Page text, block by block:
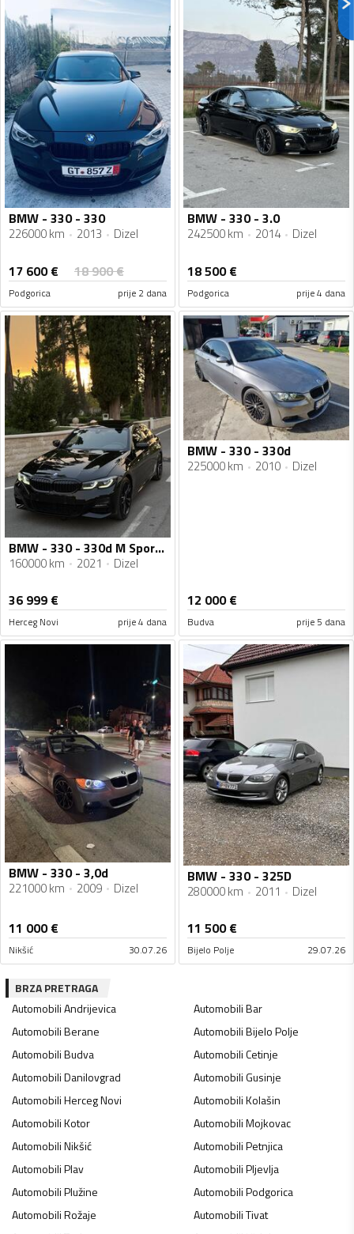
BMW - 330 - 330
226000 km 2013 Dizel
17 600€ 18 900€
Podgorica prije 2 dana
BMW - 330 - 3.0
242500 km 2014 Dizel
18 500€
Podgorica prije 4 dana
BMW - 330 - 330d M Sport xDrive
160000 km 2021 Dizel
36 999 €
Herceg Novi prije 4 dana
BMW - 330 - 330d
225000 km 2010 Dizel
12 000€
Budva prije 5 dana
BMW - 330 - 3,0d
221000 km 2009 Dizel
11 000€
Nikšić 30.07.26
BMW - 330 - 325D
280000 km 2011 Dizel
11 500€
Bijelo Polje 29.07.26
BRZA PRETRAGA
AutomobiliAndrijevica AutomobiliBar
AutomobiliBerane AutomobiliBijelo Polje
AutomobiliBudva AutomobiliCetinje
AutomobiliDanilovgrad AutomobiliGusinje
AutomobiliHerceg Novi AutomobiliKolašin
AutomobiliKotor AutomobiliMojkovac
AutomobiliNikšić AutomobiliPetnjica
AutomobiliPlav AutomobiliPljevlja
AutomobiliPlužine AutomobiliPodgorica
AutomobiliRožaje AutomobiliTivat